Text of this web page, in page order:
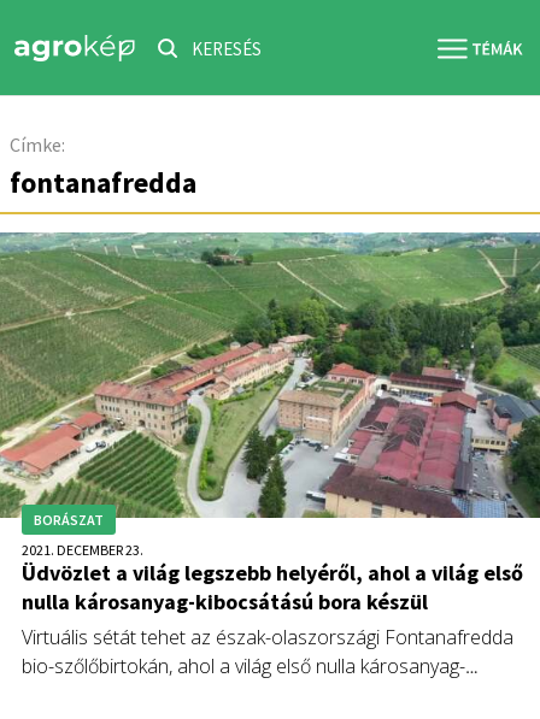
KERESÉS
Címke:
fontanafredda
BORÁSZAT
2021. DECEMBER 23.
Üdvözlet a világ legszebb helyéről, ahol a világ első
nulla károsanyag-kibocsátású bora készül
Virtuális sétát tehet az észak-olaszországi Fontanafredda
bio-szőlőbirtokán, ahol a világ első nulla károsanyag-